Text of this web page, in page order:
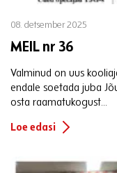
08. detsember 2025
MEIL nr 36
Valminud on uus
endale soetada juba
osta raamatukogust...
Loe edasi